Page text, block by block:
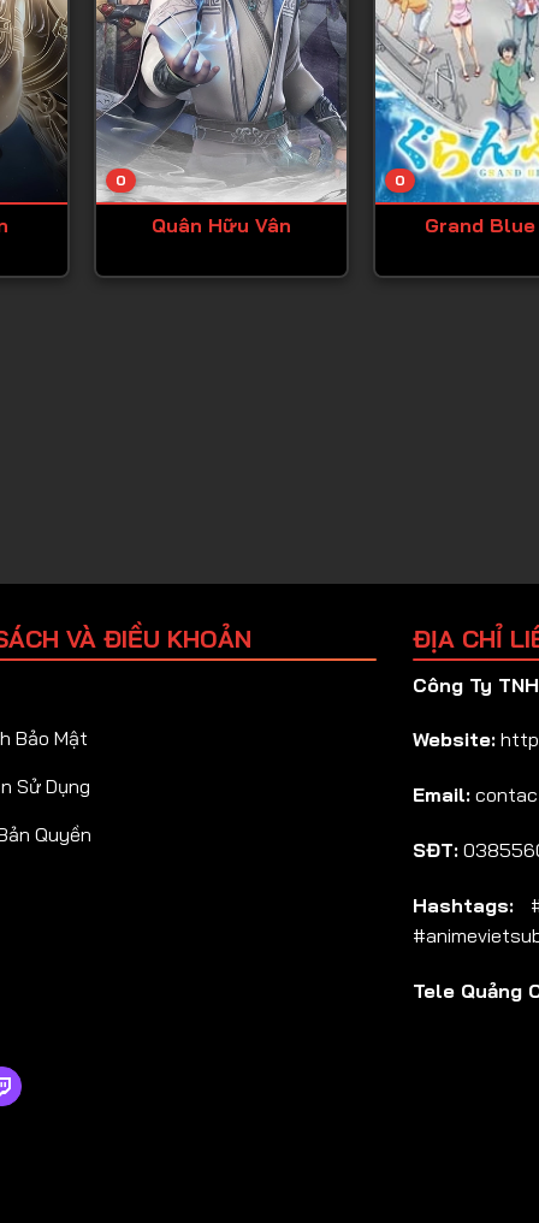
Tập 22
Tập 23
Tập 24
Tập 25
Tập 26
Tập 28
Tập 36
Tập 37
Tập 39
Tập 40
Tập 41
0
Quân Hữu Vân
0
Grand Blue
VÀ ĐIỀU KHOẢN
Bảo Mật
Sử Dụng
Quyền
ĐỊA CHỈ
Công Ty
Website:
Email:
SĐT:
Hashtags:
Tele Quảng